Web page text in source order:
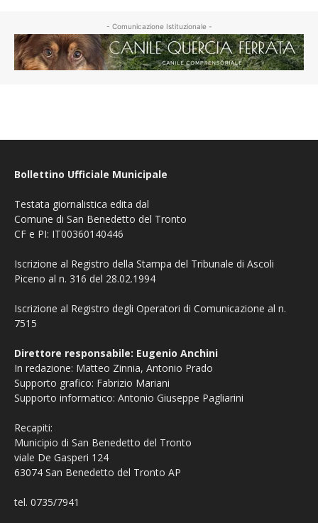
- Comunicazione Istituzionale -
Bollettino Ufficiale Municipale
Testata giornalistica edita dal
Comune di San Benedetto del Tronto
CF e PI: IT00360140446
Iscrizione al Registro della Stampa del Tribunale di Ascoli
Piceno al n. 316 del 28.02.1994
Iscrizione al Registro degli Operatori di Comunicazione al n.
7515
Direttore responsabile: Eugenio Anchini
In redazione: Matteo Zinnia, Antonio Prado
Supporto grafico: Fabrizio Mariani
Supporto informatico: Antonio Giuseppe Pagliarini
Recapiti:
Municipio di San Benedetto del Tronto
viale De Gasperi 124
63074 San Benedetto del Tronto AP
tel. 0735/7941